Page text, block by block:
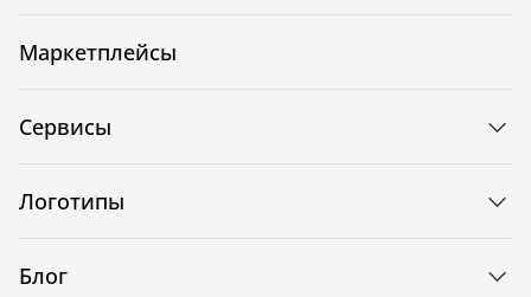
Маркетплейсы
Сервисы
Логотипы
Блог